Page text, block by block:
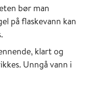
bør man
på flaskevann kan
klart og
Unngå vann i